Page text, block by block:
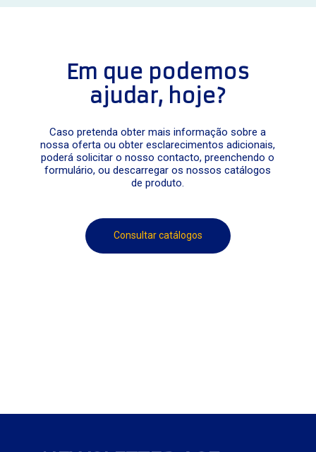
Em que podemos
ajudar, hoje?
Caso pretenda obter mais informação sobre a
nossa oferta ou obter esclarecimentos adicionais,
poderá solicitar o nosso contacto, preenchendo o
formulário, ou descarregar os nossos catálogos
de produto.
Consultar catálogos